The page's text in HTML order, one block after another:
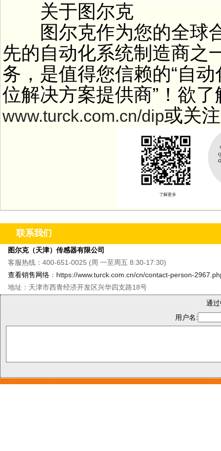
关于图尔克
图尔克作为您的全球合
先的自动化系统制造商之
务，是值得您信赖的“自
位解决方案提供商”！欲
www.turck.com.cn/dip或关
联系我们
图尔克（天津）传感器有限公司
客服热线：400-651-0025 (周 一至周五 8:30-17:30)
查看销售网络 ： https://www.turck.com.cn/cn/contact-person-
地址：天津市西青经济开发区兴华四支路18号
通
用户名: